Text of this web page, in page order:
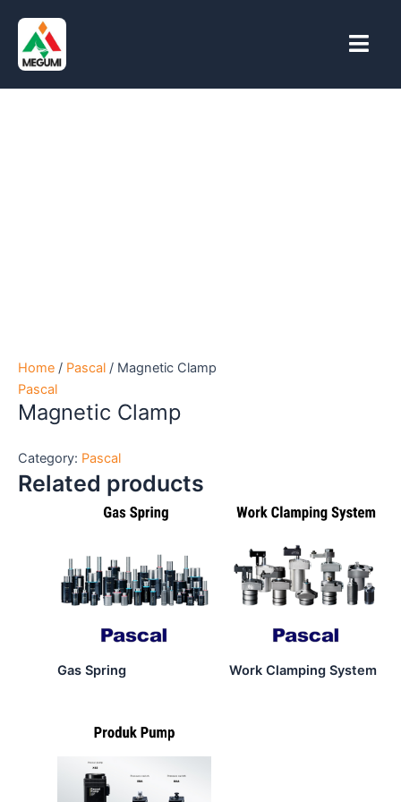
content
Home / Pascal / Magnetic Clamp
Pascal
Magnetic Clamp
Category: Pascal
Related products
Gas Spring Work Clamping System